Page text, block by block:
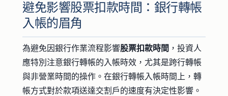
避免影響股票扣款時間：銀行轉帳
入帳的眉角
為避免因銀行作業流程影響股票扣款時間 ，投資人
應特別注意銀行轉帳的入帳時效，尤其是跨行轉帳
與非營業時間的操作。在銀行轉帳入帳時間上，轉
帳方式對於款項送達交割戶的速度有決定性影響。